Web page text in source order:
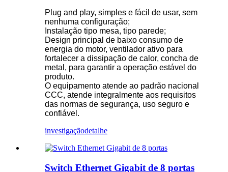
Plug and play, simples e fácil de usar, sem
nenhuma configuração;
Instalação tipo mesa, tipo parede;
Design principal de baixo consumo de
energia do motor, ventilador ativo para
fortalecer a dissipação de calor, concha de
metal, para garantir a operação estável do
produto.
O equipamento atende ao padrão nacional
CCC, atende integralmente aos requisitos
das normas de segurança, uso seguro e
confiável.
investigaçãodetalhe
Switch Ethernet Gigabit de 8 portas